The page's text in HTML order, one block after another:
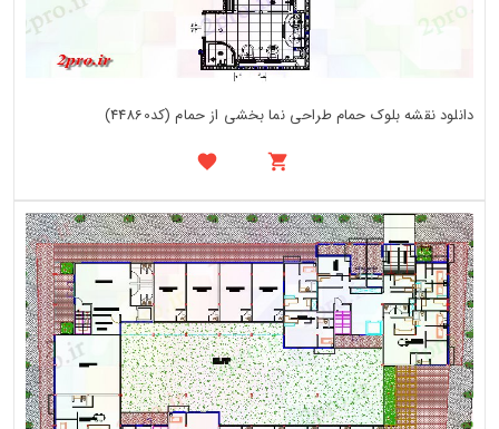
دانلود نقشه بلوک حمام طراحی نما بخشی از حمام (کد44860)